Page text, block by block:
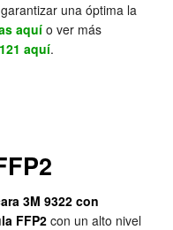
una óptima la
aquí o ver más
aquí.
3M 9322 con
FFP2 con un alto nivel